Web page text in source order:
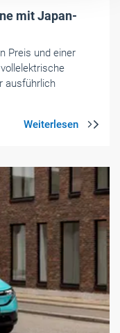
mit Japan-
Preis und einer
ausführlich